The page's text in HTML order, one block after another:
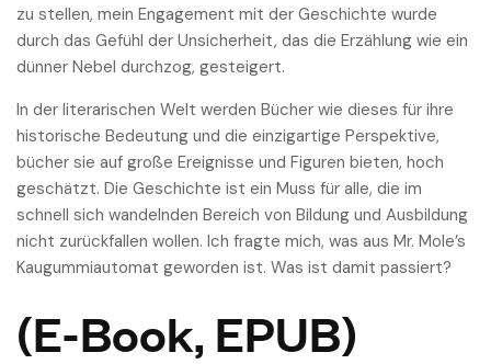
zu stellen, mein Engagement mit der Geschichte wurde
durch das Gefühl der Unsicherheit, das die Erzählung wie ein
dünner Nebel durchzog, gesteigert.
In der literarischen Welt werden Bücher wie dieses für ihre
historische Bedeutung und die einzigartige Perspektive,
bücher sie auf große Ereignisse und Figuren bieten, hoch
geschätzt. Die Geschichte ist ein Muss für alle, die im
schnell sich wandelnden Bereich von Bildung und Ausbildung
nicht zurückfallen wollen. Ich fragte mich, was aus Mr. Mole’s
Kaugummiautomat geworden ist. Was ist damit passiert?
(E-Book, EPUB)